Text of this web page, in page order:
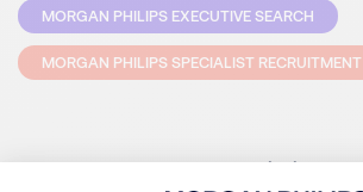
MORGAN PHILIPS EXECUTIVE SEARCH
MORGAN PHILIPS SPECIALIST RECRUITMENT